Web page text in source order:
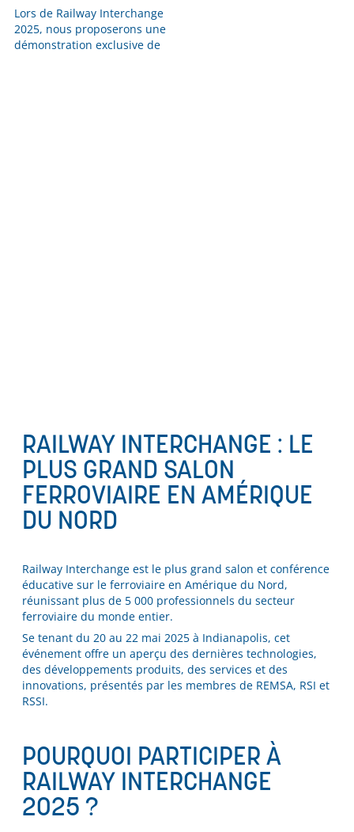
Lors de Railway Interchange
2025, nous proposerons une
démonstration exclusive de
RAILWAY INTERCHANGE : LE
PLUS GRAND SALON
FERROVIAIRE EN AMÉRIQUE
DU NORD
Railway Interchange est le plus grand salon et conférence
éducative sur le ferroviaire en Amérique du Nord,
réunissant plus de 5 000 professionnels du secteur
ferroviaire du monde entier.
Se tenant du 20 au 22 mai 2025 à Indianapolis, cet
événement offre un aperçu des dernières technologies,
des développements produits, des services et des
innovations, présentés par les membres de REMSA, RSI et
RSSI.
POURQUOI PARTICIPER À
RAILWAY INTERCHANGE
2025 ?